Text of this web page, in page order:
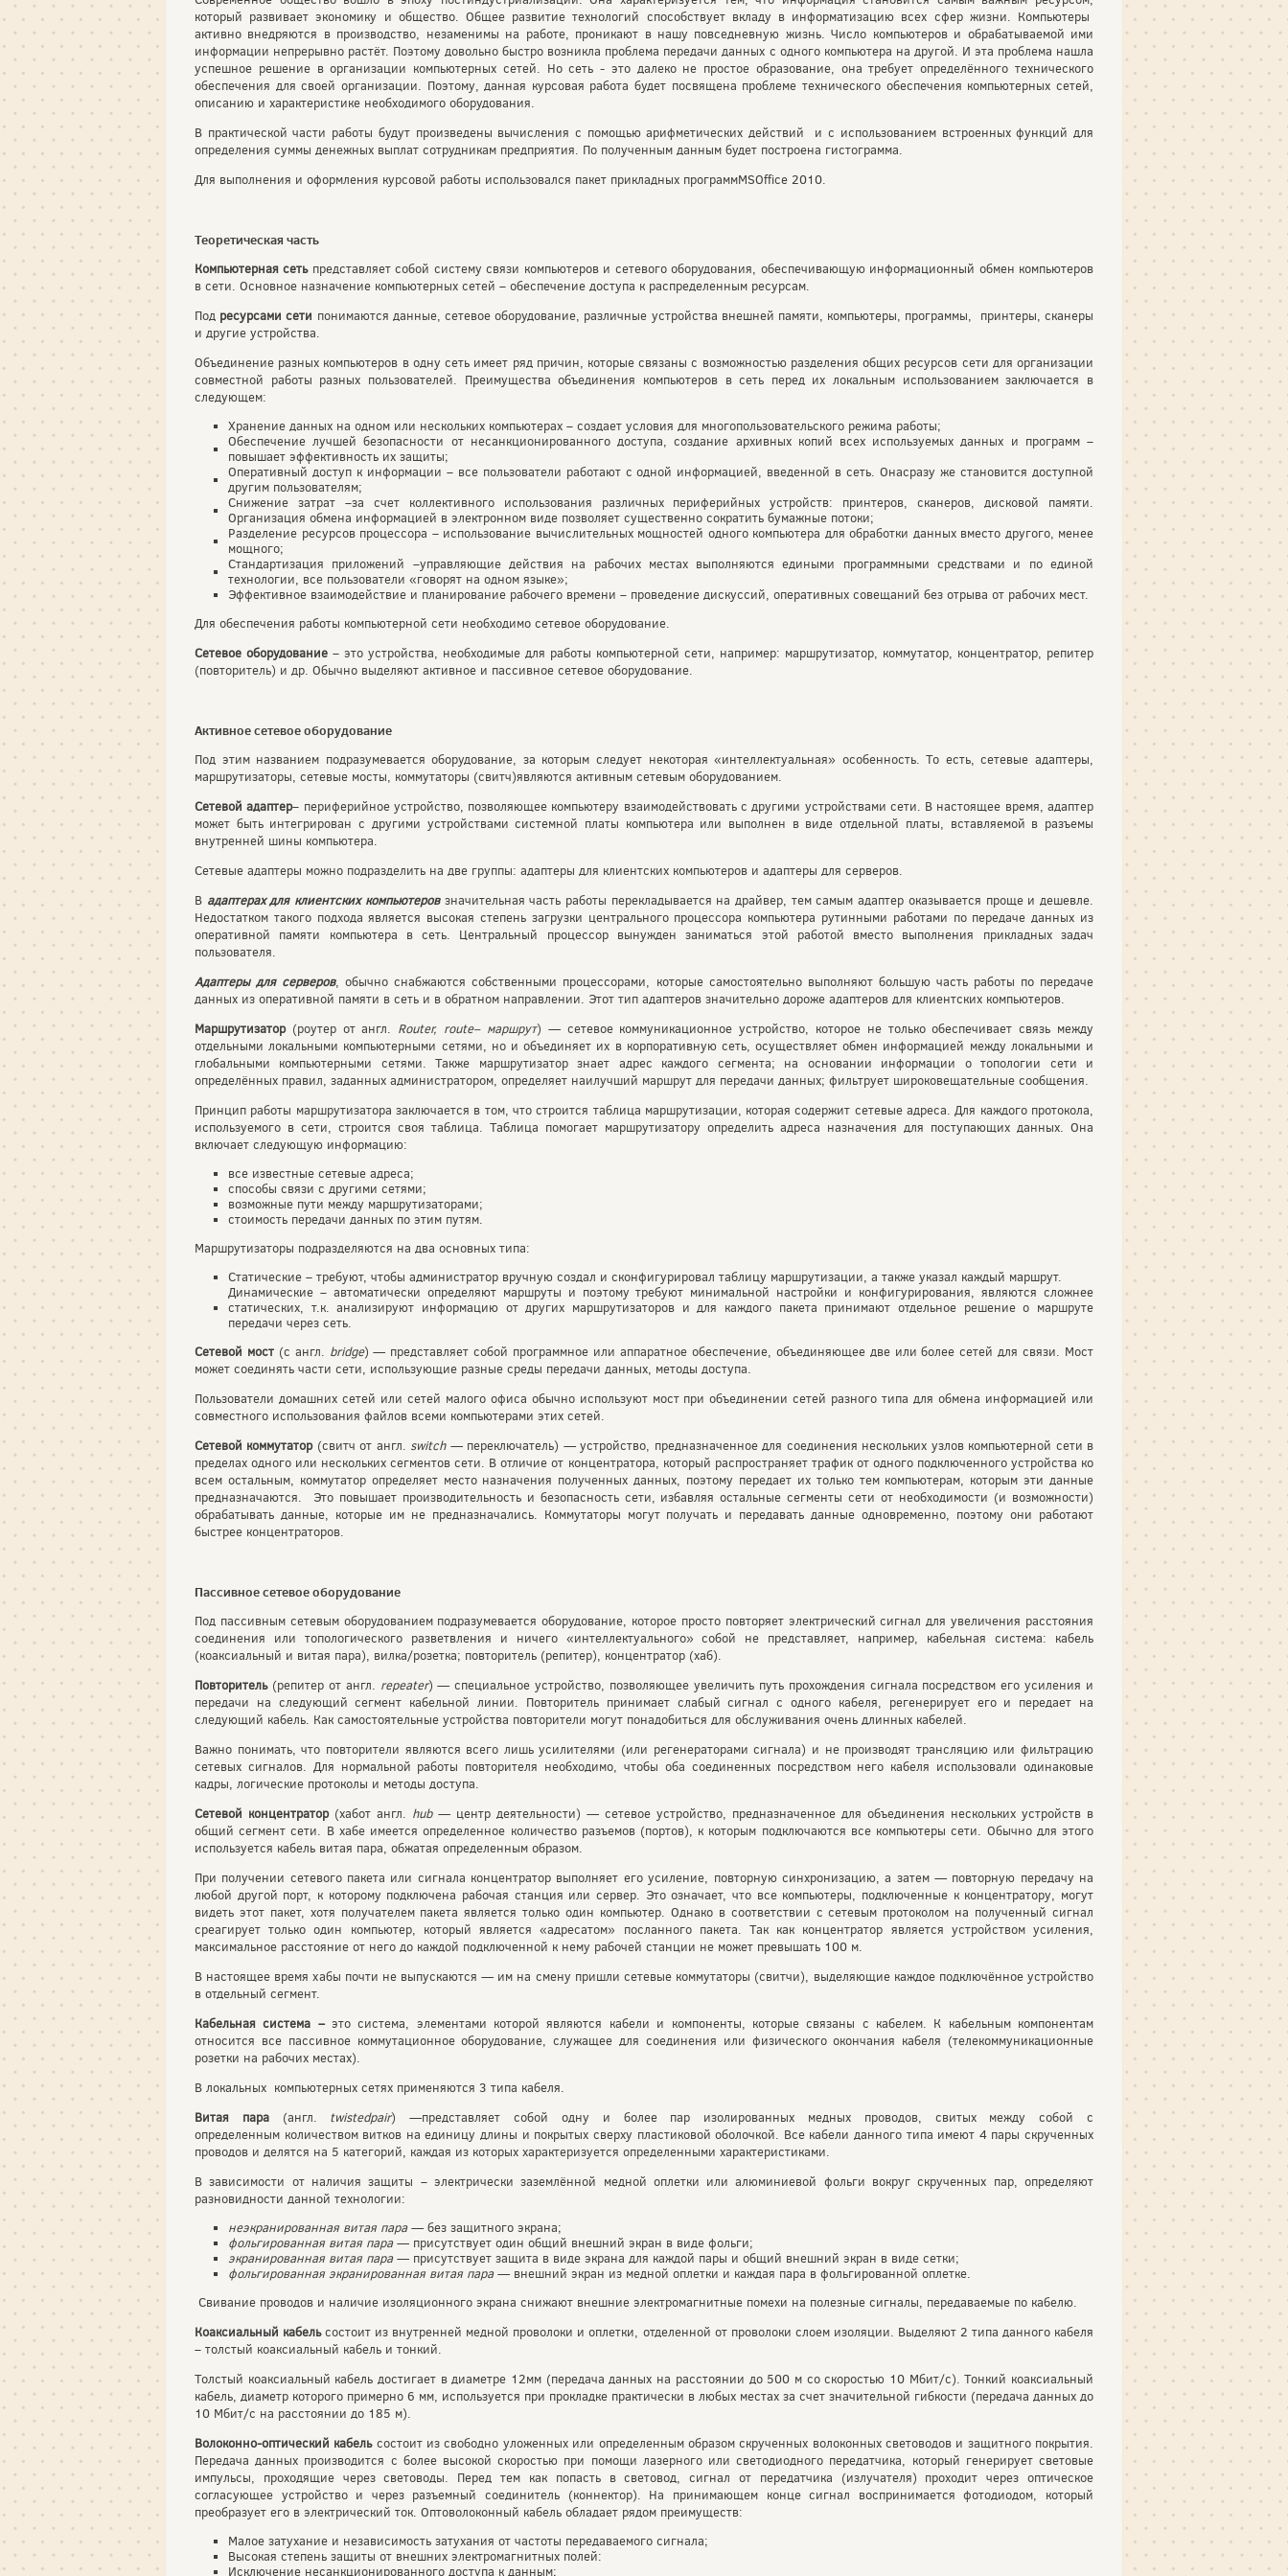
который развивает экономику и общество. Общее развитие технологий способствует вкладу в информатизацию всех сфер жизни. Компьютеры
активно внедряются в производство, незаменимы на работе, проникают в нашу повседневную жизнь. Число компьютеров и обрабатываемой ими
информации непрерывно растёт. Поэтому довольно быстро возникла проблема передачи данных с одного компьютера на другой. И эта проблема нашла
успешное решение в организации компьютерных сетей. Но сеть - это далеко не простое образование, она требует определённого технического
обеспечения для своей организации. Поэтому, данная курсовая работа будет посвящена проблеме технического обеспечения компьютерных сетей,
описанию и характеристике необходимого оборудования.
В практической части работы будут произведены вычисления с помощью арифметических действий и с использованием встроенных функций для
определения суммы денежных выплат сотрудникам предприятия. По полученным данным будет построена гистограмма.
Для выполнения и оформления курсовой работы использовался пакет прикладных программMSOffice 2010.
Теоретическая часть
Компьютерная сетьпредставляет собой систему связи компьютеров и сетевого оборудования, обеспечивающую информационный обмен компьютеров
в сети. Основное назначение компьютерных сетей – обеспечение доступа к распределенным ресурсам.
Под ресурсами сети понимаются данные, сетевое оборудование, различные устройства внешней памяти, компьютеры, программы, принтеры, сканеры
и другие устройства.
Объединение разных компьютеров в одну сеть имеет ряд причин, которые связаны с возможностью разделения общих ресурсов сети для организации
совместной работы разных пользователей. Преимущества объединения компьютеров в сеть перед их локальным использованием заключается в
следующем:
Хранение данных на одном или нескольких компьютерах – создает условия для многопользовательского режима работы;
Обеспечение лучшей безопасности от несанкционированного доступа, создание архивных копий всех используемых данных и программ –
повышает эффективность их защиты;
Оперативный доступ к информации – все пользователи работают с одной информацией, введенной в сеть. Онасразу же становится доступной
другим пользователям;
Снижение затрат –за счет коллективного использования различных периферийных устройств: принтеров, сканеров, дисковой памяти.
Организация обмена информацией в электронном виде позволяет существенно сократить бумажные потоки;
Разделение ресурсов процессора – использование вычислительных мощностей одного компьютера для обработки данных вместо другого, менее
мощного;
Стандартизация приложений –управляющие действия на рабочих местах выполняются едиными программными средствами и по единой
технологии, все пользователи «говорят на одном языке»;
Эффективное взаимодействие и планирование рабочего времени – проведение дискуссий, оперативных совещаний без отрыва от рабочих мест.
Для обеспечения работы компьютерной сети необходимо сетевое оборудование.
Сетевое оборудование – это устройства, необходимые для работы компьютерной сети, например: маршрутизатор, коммутатор, концентратор, репитер
(повторитель) и др. Обычно выделяют активное и пассивное сетевое оборудование.
Активное сетевое оборудование
Под этим названием подразумевается оборудование, за которым следует некоторая «интеллектуальная» особенность. То есть, сетевые адаптеры,
маршрутизаторы, сетевые мосты, коммутаторы (свитч)являются активным сетевым оборудованием.
Сетевой адаптер– периферийное устройство, позволяющее компьютеру взаимодействовать с другими устройствами сети. В настоящее время, адаптер
может быть интегрирован с другими устройствами системной платы компьютера или выполнен в виде отдельной платы, вставляемой в разъемы
внутренней шины компьютера.
Сетевые адаптеры можно подразделить на две группы: адаптеры для клиентских компьютеров и адаптеры для серверов.
В адаптерах для клиентских компьютеровзначительная часть работы перекладывается на драйвер, тем самым адаптер оказывается проще и дешевле.
Недостатком такого подхода является высокая степень загрузки центрального процессора компьютера рутинными работами по передаче данных из
оперативной памяти компьютера в сеть. Центральный процессор вынужден заниматься этой работой вместо выполнения прикладных задач
пользователя.
Адаптеры для серверов, обычно снабжаются собственными процессорами, которые самостоятельно выполняют большую часть работы по передаче
данных из оперативной памяти в сеть и в обратном направлении. Этот тип адаптеров значительно дороже адаптеров для клиентских компьютеров.
Маршрутизатор(роутер от англ. Router, route– маршрут) — сетевое коммуникационное устройство, которое не только обеспечивает связь между
отдельными локальными компьютерными сетями, но и объединяет их в корпоративную сеть, осуществляет обмен информацией между локальными и
глобальными компьютерными сетями. Также маршрутизатор знает адрес каждого сегмента; на основании информации о топологии сети и
определённых правил, заданных администратором, определяет наилучший маршрут для передачи данных; фильтрует широковещательные сообщения.
Принцип работы маршрутизатора заключается в том, что строится таблица маршрутизации, которая содержит сетевые адреса. Для каждого протокола,
используемого в сети, строится своя таблица. Таблица помогает маршрутизатору определить адреса назначения для поступающих данных. Она
включает следующую информацию:
все известные сетевые адреса;
способы связи с другими сетями;
возможные пути между маршрутизаторами;
стоимость передачи данных по этим путям.
Маршрутизаторы подразделяются на два основных типа:
Статические – требуют, чтобы администратор вручную создал и сконфигурировал таблицу маршрутизации, а также указал каждый маршрут.
Динамические – автоматически определяют маршруты и поэтому требуют минимальной настройки и конфигурирования, являются сложнее
статических, т.к. анализируют информацию от других маршрутизаторов и для каждого пакета принимают отдельное решение о маршруте
передачи через сеть.
Сетевой мост(с англ. bridge) — представляет собой программное или аппаратное обеспечение, объединяющее две или более сетей для связи. Мост
может соединять части сети, использующие разные среды передачи данных, методы доступа.
Пользователи домашних сетей или сетей малого офиса обычно используют мост при объединении сетей разного типа для обмена информацией или
совместного использования файлов всеми компьютерами этих сетей.
Сетевой коммутатор(свитч от англ. switch— переключатель) — устройство, предназначенное для соединения нескольких узлов компьютерной сети в
пределах одного или нескольких сегментов сети. В отличие от концентратора, который распространяет трафик от одного подключенного устройства ко
всем остальным, коммутатор определяет место назначения полученных данных, поэтому передает их только тем компьютерам, которым эти данные
предназначаются. Это повышает производительность и безопасность сети, избавляя остальные сегменты сети от необходимости (и возможности)
обрабатывать данные, которые им не предназначались. Коммутаторы могут получать и передавать данные одновременно, поэтому они работают
быстрее концентраторов.
Пассивное сетевое оборудование
Под пассивным сетевым оборудованием подразумевается оборудование, которое просто повторяет электрический сигнал для увеличения расстояния
соединения или топологического разветвления и ничего «интеллектуального» собой не представляет, например, кабельная система: кабель
(коаксиальный и витая пара), вилка/розетка; повторитель (репитер), концентратор (хаб).
Повторитель(репитер от англ. repeater) — специальное устройство, позволяющее увеличить путь прохождения сигнала посредством его усиления и
передачи на следующий сегмент кабельной линии. Повторитель принимает слабый сигнал с одного кабеля, регенерирует его и передает на
следующий кабель. Как самостоятельные устройства повторители могут понадобиться для обслуживания очень длинных кабелей.
Важно понимать, что повторители являются всего лишь усилителями (или регенераторами сигнала) и не производят трансляцию или фильтрацию
сетевых сигналов. Для нормальной работы повторителя необходимо, чтобы оба соединенных посредством него кабеля использовали одинаковые
кадры, логические протоколы и методы доступа.
Сетевой концентратор (хабот англ. hub— центр деятельности) — сетевое устройство, предназначенное для объединения нескольких устройств в
общий сегмент сети. В хабе имеется определенное количество разъемов (портов), к которым подключаются все компьютеры сети. Обычно для этого
используется кабель витая пара, обжатая определенным образом.
При получении сетевого пакета или сигнала концентратор выполняет его усиление, повторную синхронизацию, а затем — повторную передачу на
любой другой порт, к которому подключена рабочая станция или сервер. Это означает, что все компьютеры, подключенные к концентратору, могут
видеть этот пакет, хотя получателем пакета является только один компьютер. Однако в соответствии с сетевым протоколом на полученный сигнал
среагирует только один компьютер, который является «адресатом» посланного пакета. Так как концентратор является устройством усиления,
максимальное расстояние от него до каждой подключенной к нему рабочей станции не может превышать 100 м.
В настоящее время хабы почти не выпускаются — им на смену пришли сетевые коммутаторы (свитчи), выделяющие каждое подключённое устройство
в отдельный сегмент.
Кабельная система –это система, элементами которой являются кабели и компоненты, которые связаны с кабелем. К кабельным компонентам
относится все пассивное коммутационное оборудование, служащее для соединения или физического окончания кабеля (телекоммуникационные
розетки на рабочих местах).
В локальных компьютерных сетях применяются 3 типа кабеля.
Витая пара(англ. twistedpair) —представляет собой одну и более пар изолированных медных проводов, свитых между собой с
определенным количеством витков на единицу длины и покрытых сверху пластиковой оболочкой. Все кабели данного типа имеют 4 пары скрученных
проводов и делятся на 5 категорий, каждая из которых характеризуется определенными характеристиками.
В зависимости от наличия защиты – электрически заземлённой медной оплетки или алюминиевой фольги вокруг скрученных пар, определяют
разновидности данной технологии:
неэкранированная витая пара— без защитного экрана;
фольгированная витая пара— присутствует один общий внешний экран в виде фольги;
экранированная витая пара— присутствует защита в виде экрана для каждой пары и общий внешний экран в виде сетки;
фольгированная экранированная витая пара— внешний экран из медной оплетки и каждая пара в фольгированной оплетке.
Свивание проводов и наличие изоляционного экрана снижают внешние электромагнитные помехи на полезные сигналы, передаваемые по кабелю.
Коаксиальный кабельсостоит из внутренней медной проволоки и оплетки, отделенной от проволоки слоем изоляции. Выделяют 2 типа данного кабеля
– толстый коаксиальный кабель и тонкий.
Толстый коаксиальный кабель достигает в диаметре 12мм (передача данных на расстоянии до 500 м со скоростью 10 Мбит/с). Тонкий коаксиальный
кабель, диаметр которого примерно 6 мм, используется при прокладке практически в любых местах за счет значительной гибкости (передача данных до
10 Мбит/с на расстоянии до 185 м).
Волоконно-оптический кабель состоит из свободно уложенных или определенным образом скрученных волоконных световодов и защитного покрытия.
Передача данных производится с более высокой скоростью при помощи лазерного или светодиодного передатчика, который генерирует световые
импульсы, проходящие через световоды. Перед тем как попасть в световод, сигнал от передатчика (излучателя) проходит через оптическое
согласующее устройство и через разъемный соединитель (коннектор). На принимающем конце сигнал воспринимается фотодиодом, который
преобразует его в электрический ток. Оптоволоконный кабель обладает рядом преимуществ:
Малое затухание и независимость затухания от частоты передаваемого сигнала;
Высокая степень защиты от внешних электромагнитных полей:
Исключение несанкционированного доступа к данным;